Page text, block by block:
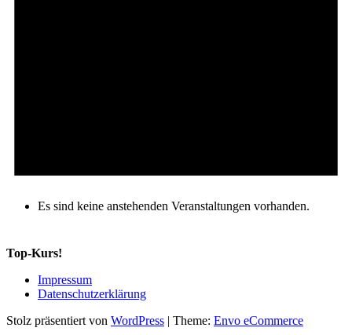
Es sind keine anstehenden Veranstaltungen vorhanden.
Top-Kurs!
Impressum
Datenschutzerklärung
Stolz präsentiert von WordPress | Theme: Envo eCommerce